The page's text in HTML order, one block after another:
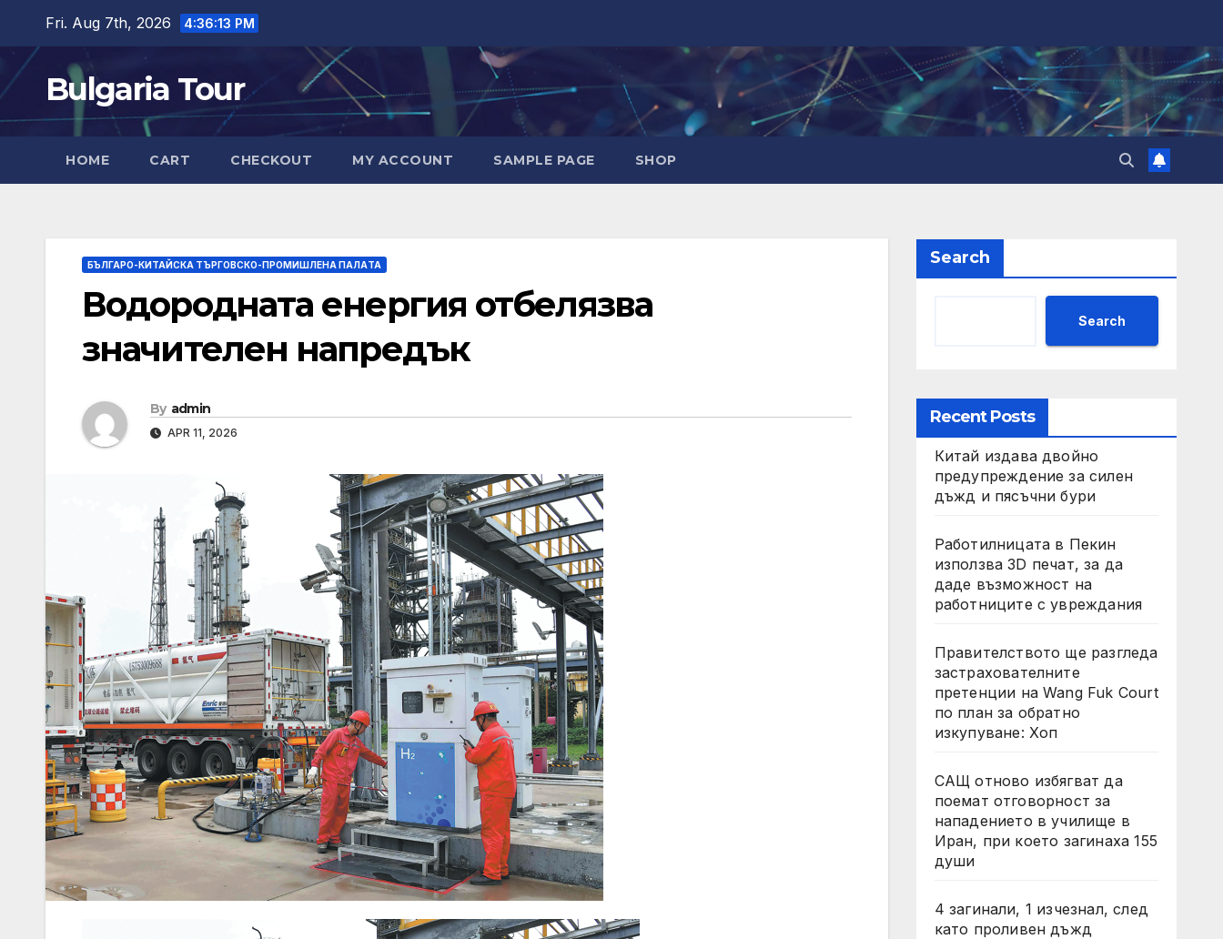
content
Fri. Aug 7th, 2026 4:36:14 PM
Bulgaria Tour
HOME CART CHECKOUT MY ACCOUNT SAMPLE PAGE SHOP
БЪЛГАРО-КИТАЙСКА ТЪРГОВСКО-ПРОМИШЛЕНА ПАЛAТА
Водородната енергия отбелязва
значителен напредък
By admin
APR 11, 2026
Search
Search
Recent Posts
Китай издава двойно
предупреждение за силен
дъжд и пясъчни бури
Работилницата в Пекин
използва 3D печат, за да
даде възможност на
работниците с увреждания
Правителството ще разгледа
застрахователните
претенции на Wang Fuk Court
по план за обратно
изкупуване: Хоп
САЩ отново избягват да
поемат отговорност за
нападението в училище в
Иран, при което загинаха 155
души
4 загинали, 1 изчезнал, след
като проливен дъжд